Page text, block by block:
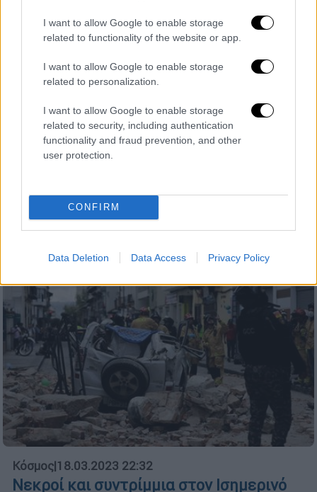
I want to allow Google to enable storage
related to functionality of the website or app.
I want to allow Google to enable storage
related to personalization.
I want to allow Google to enable storage
related to security, including authentication
functionality and fraud prevention, and other
user protection.
CONFIRM
Data Deletion Data Access Privacy Policy
Κόσμος|18.03.2023 22:44
Φρίκη στη Γερμανία: Άγρια δολοφονία
12χρονης από συμμαθήτριές της - Την
σκότωσαν με 30 μαχαιριές και μετά
χόρευαν στο TikTok
Κόσμος|18.03.2023 22:32
Νεκροί και συντρίμμια στον Ισημερινό